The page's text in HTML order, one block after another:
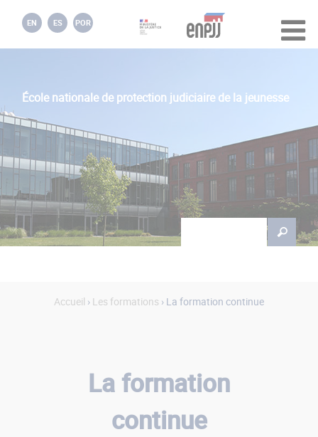
École nationale de protection judiciaire de la jeunesse
EN ES POR
Formulaire de
Accueil › Les formations › La formation continue
La formation
continue